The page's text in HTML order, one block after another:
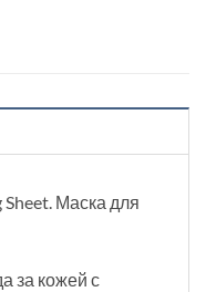
Маска для
за кожей с